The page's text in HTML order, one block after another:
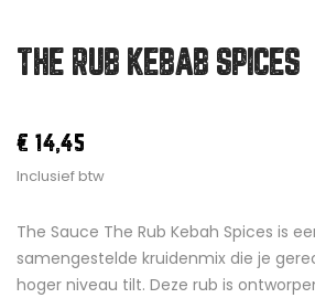
THE RUB KEBAB SPICES
€ 14,45
Inclusief btw
The Sauce The Rub Kebah Spices is
samengestelde kruidenmix die je
hoger niveau tilt. Deze rub is